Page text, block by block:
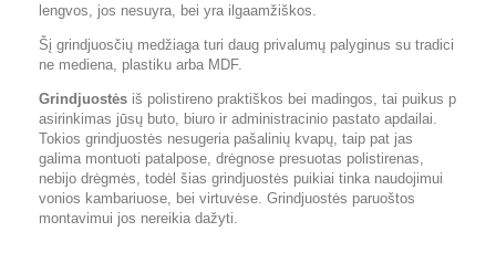
lengvos, jos nesuyra, bei yra ilgaamžiškos.
Šį grindjuosčių medžiaga turi daug privalumų palyginus su tradici
ne mediena, plastiku arba MDF.
Grindjuostės iš polistireno praktiškos bei madingos, tai puikus p
asirinkimas jūsų buto, biuro ir administracinio pastato apdailai.
Tokios grindjuostės nesugeria pašalinių kvapų, taip pat jas
galima montuoti patalpose, drėgnose presuotas polistirenas,
nebijo drėgmės, todėl šias grindjuostės puikiai tinka naudojimui
vonios kambariuose, bei virtuvėse. Grindjuostės paruoštos
montavimui jos nereikia dažyti.